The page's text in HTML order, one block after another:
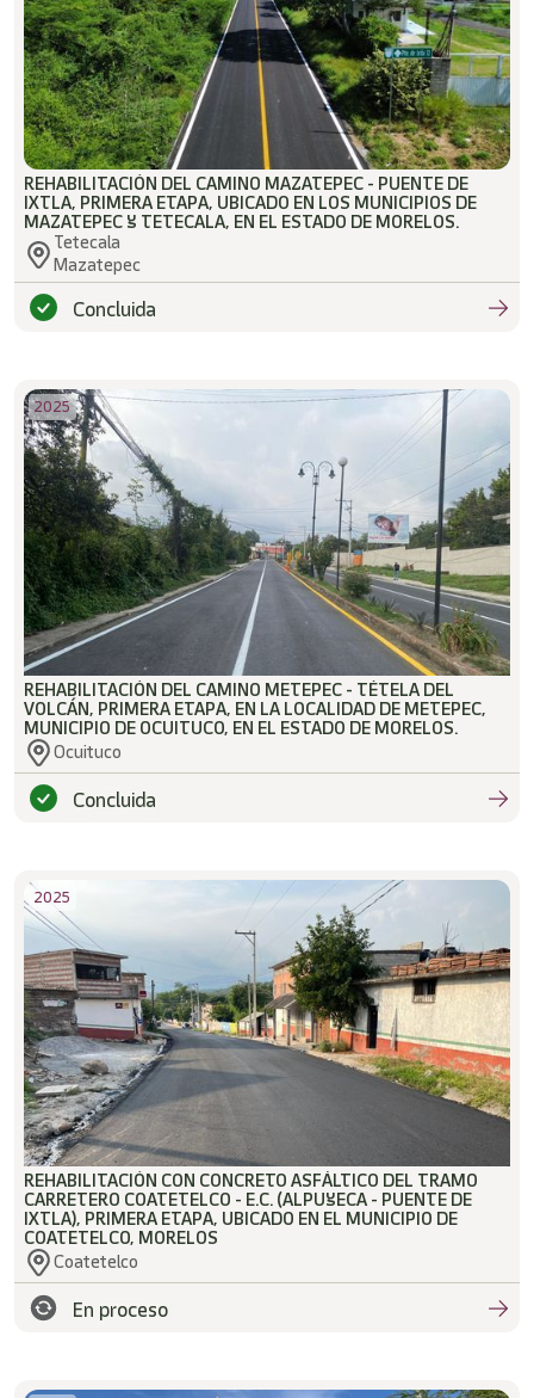
REHABILITACIÓN DEL CAMINO MAZATEPEC - PUENTE DE
IXTLA, PRIMERA ETAPA, UBICADO EN LOS MUNICIPIOS DE
MAZATEPEC Y TETECALA, EN EL ESTADO DE MORELOS.
Tetecala
Mazatepec
Concluida
2025
REHABILITACIÓN DEL CAMINO METEPEC - TÉTELA DEL
VOLCÁN, PRIMERA ETAPA, EN LA LOCALIDAD DE METEPEC,
MUNICIPIO DE OCUITUCO, EN EL ESTADO DE MORELOS.
Ocuituco
Concluida
2025
REHABILITACIÓN CON CONCRETO ASFÁLTICO DEL TRAMO
CARRETERO COATETELCO - E.C. (ALPUYECA - PUENTE DE
IXTLA), PRIMERA ETAPA, UBICADO EN EL MUNICIPIO DE
COATETELCO, MORELOS
Coatetelco
En proceso